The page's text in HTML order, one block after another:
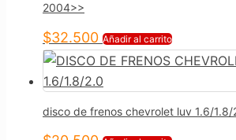
2004>>
$32.500 Añadir al carrito
disco de frenos chevrolet luv 1.6/1.8/